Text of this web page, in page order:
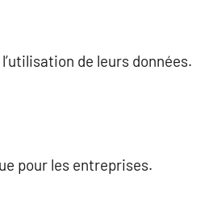
de leurs données.
pour les entreprises.